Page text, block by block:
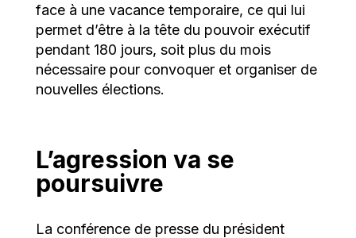
face à une vacance temporaire, ce qui lui
permet d’être à la tête du pouvoir exécutif
pendant 180 jours, soit plus du mois
nécessaire pour convoquer et organiser de
nouvelles élections.
L’agression va se
poursuivre
La conférence de presse du président